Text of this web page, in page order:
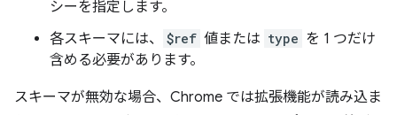
シーを指定します。
各スキーマには、
$ref 値または type を 1 つだけ
含める必要があります。
スキーマが無効な場合、Chrome では拡張機能が読み込ま